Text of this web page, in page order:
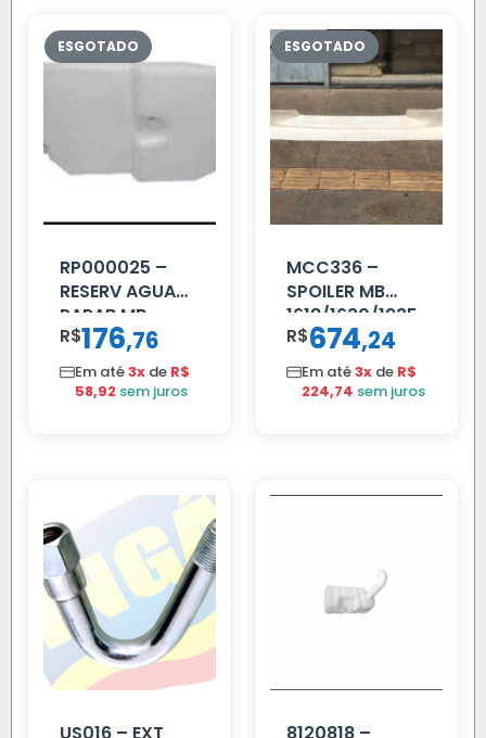
RP000025 –
RESERV AGUA
PARAB MB
ACCELO
C/TAMPA
R$176,76
Em até3x de R$
58,92 sem juros
MCC336 –
SPOILER MB
1618/1630/1935
04 FAR
C/BIGOD
R$674,24
Em até3x de R$
224,74 sem juros